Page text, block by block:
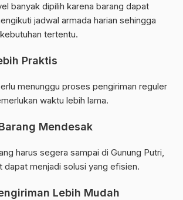
banyak dipilih karena barang dapat
jadwal armada harian sehingga
tertentu.
Praktis
menunggu proses pengiriman reguler
waktu lebih lama.
Mendesak
harus segera sampai di Gunung Putri,
dapat menjadi solusi yang efisien.
Lebih Mudah